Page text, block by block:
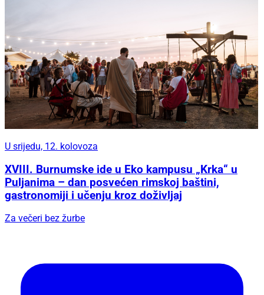
U srijedu, 12. kolovoza
XVIII. Burnumske ide u Eko kampusu „Krka“ u
Puljanima – dan posvećen rimskoj baštini,
gastronomiji i učenju kroz doživljaj
Za večeri bez žurbe